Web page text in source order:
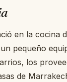
por
una villa
en la cocina
pequeño
los
de